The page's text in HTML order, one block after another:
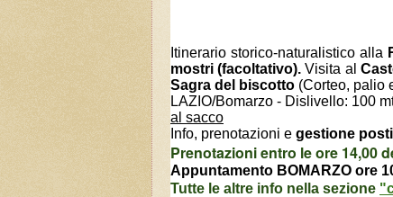
Itinerario storico-naturalistico alla
mostri (facoltativo).Visita al
Sagra del biscotto (Corteo, palio
LAZIO/Bomarzo - Dislivello: 100
al sacco
Info, prenotazioni e gestione
Prenotazioni entro le ore 14,00
Appuntamento BOMARZO ore
Tutte le altre info nella sezione